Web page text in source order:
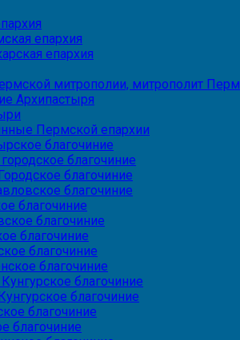
епархия
епархия
митрополии, митрополит
Архипастыря
Пермской епархии
благочиние
благочиние
благочиние
благочиние
благочиние
благочиние
благочиние
благочиние
благочиние
благочиние
благочиние
благочиние
благочиние